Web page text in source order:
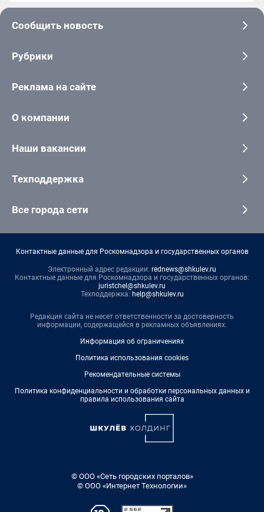
Сообщить новость
Рубрики
Реклама на сайте
О компании
Наши вакансии
Техподдержка
Все города сети
Контактные данные для Роскомнадзора и государственных органов
Электронный адрес редакции: rednews@shkulev.ru
Контактные данные для Роскомнадзора и государственных органов:
juristchel@shkulev.ru
Техподдержка: help@shkulev.ru
Редакция сайта не несет ответственности за достоверность
информации, содержащейся в рекламных объявлениях.
Информация об ограничениях
Политика использования cookies
Рекомендательные системы
Политика конфиденциальности и обработки персональных данных и
правила использования сайта
© ООО «Сеть городских порталов»
© ООО «Интернет Технологии»